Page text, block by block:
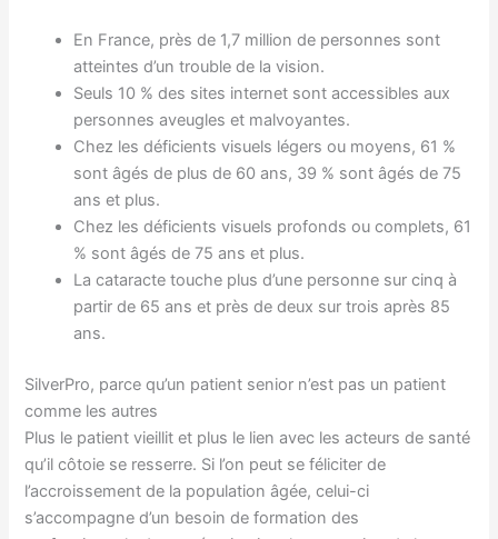
En France, près de 1,7 million de personnes sont
atteintes d’un trouble de la vision.
Seuls 10 % des sites internet sont accessibles aux
personnes aveugles et malvoyantes.
Chez les déficients visuels légers ou moyens, 61 %
sont âgés de plus de 60 ans, 39 % sont âgés de 75
ans et plus.
Chez les déficients visuels profonds ou complets, 61
% sont âgés de 75 ans et plus.
La cataracte touche plus d’une personne sur cinq à
partir de 65 ans et près de deux sur trois après 85
ans.
SilverPro, parce qu’un patient senior n’est pas un patient
comme les autres
Plus le patient vieillit et plus le lien avec les acteurs de santé
qu’il côtoie se resserre. Si l’on peut se féliciter de
l’accroissement de la population âgée, celui-ci
s’accompagne d’un besoin de formation des